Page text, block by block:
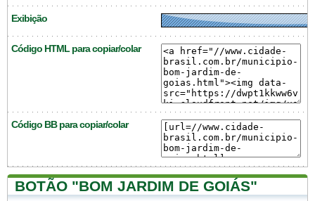
Exibição
Código HTML para copiar/colar
Código BB para copiar/colar
BOTÃO "BOM JARDIM DE GOIÁS"